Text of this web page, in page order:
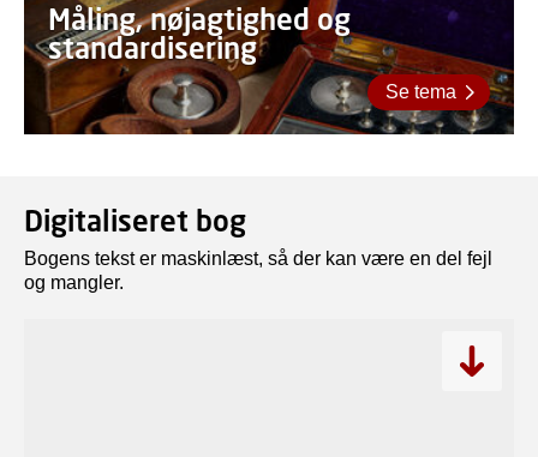
Måling, nøjagtighed og
standardisering
Se tema
Digitaliseret bog
Bogens tekst er maskinlæst, så der kan være en del fejl
og mangler.